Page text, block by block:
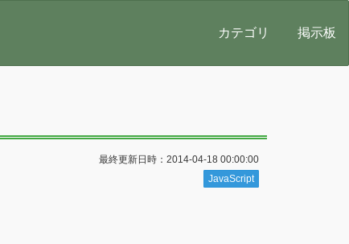
カテゴリ 掲示板
最終更新日時：2014-04-18 00:00:00
JavaScript